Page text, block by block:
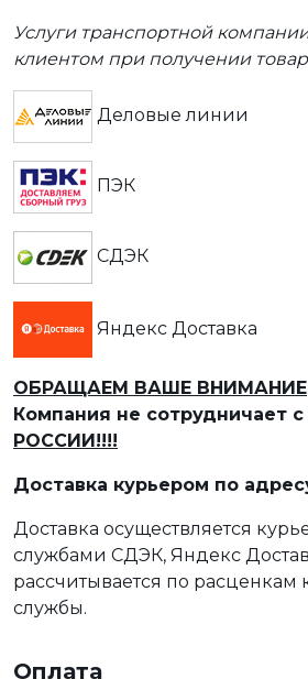
Услуги транспортной
клиентом при получении
Деловые линии
ПЭК
СДЭК
Яндекс Доставка
ОБРАЩАЕМ ВАШЕ ВНИМАНИЕ
Компания не сотрудничает с
РОССИИ!!!!
Доставка курьером по
Доставка осуществляется
службами СДЭК, Яндекс
рассчитывается по расценкам
службы.
Оплата